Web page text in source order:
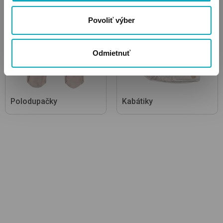
Povoliť výber
Odmietnuť
Polodupačky Kabátiky